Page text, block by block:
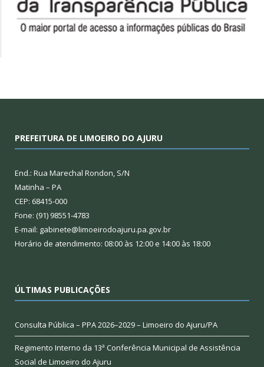
PREFEITURA DE LIMOEIRO DO AJURU
End.: Rua Marechal Rondon, S/N
Matinha – PA
CEP: 68415-000
Fone: (91) 98551-4783
E-mail: gabinete@limoeirodoajuru.pa.gov.br
Horário de atendimento: 08:00 às 12:00 e 14:00 às 18:00
ÚLTIMAS PUBLICAÇÕES
Consulta Pública – PPA 2026–2029 – Limoeiro do Ajuru/PA
Regimento Interno da 13ª Conferência Municipal de Assistência
Social de Limoeiro do Ajuru